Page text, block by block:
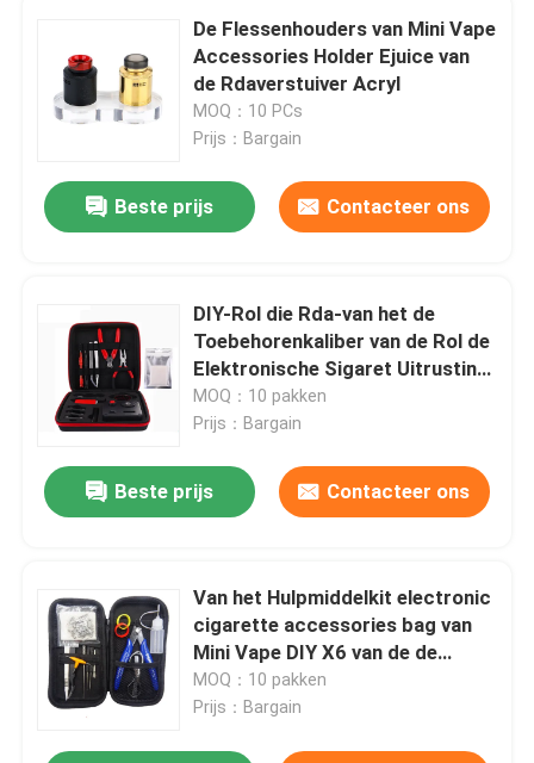
De Flessenhouders van Mini Vape
Accessories Holder Ejuice van
de Rdaverstuiver Acryl
MOQ：10 PCs
Prijs：Bargain
Beste prijs Contacteer ons
DIY-Rol die Rda-van het de
Toebehorenkaliber van de Rol de
Elektronische Sigaret Uitrusting
van het de Uitrustingenv3
Hulpmiddel bouwen
MOQ：10 pakken
Prijs：Bargain
Beste prijs Contacteer ons
Van het Hulpmiddelkit electronic
cigarette accessories bag van
Mini Vape DIY X6 van de de
Bandrol het Kaliberkatoen
MOQ：10 pakken
Prijs：Bargain